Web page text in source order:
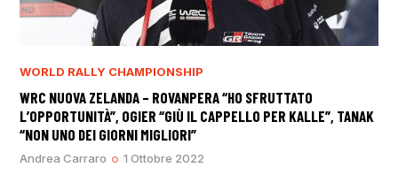
WORLD RALLY CHAMPIONSHIP
WRC NUOVA ZELANDA – ROVANPERA “HO SFRUTTATO
L’OPPORTUNITÀ”, OGIER “GIÙ IL CAPPELLO PER KALLE”, TANAK
“NON UNO DEI GIORNI MIGLIORI”
Andrea Carraro 1 Ottobre 2022